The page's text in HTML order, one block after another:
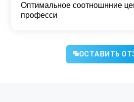
Оптимальное соотношнние
професси
ОСТАВИТЬ